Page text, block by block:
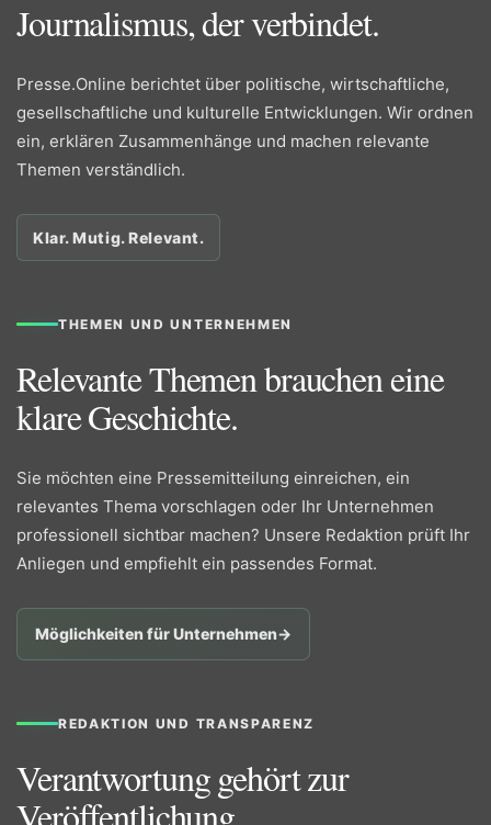
Journalismus, der verbindet.
Presse.Online berichtet über politische, wirtschaftliche,
gesellschaftliche und kulturelle Entwicklungen. Wir ordnen
ein, erklären Zusammenhänge und machen relevante
Themen verständlich.
Klar. Mutig. Relevant.
THEMEN UND UNTERNEHMEN
Relevante Themen brauchen eine
klare Geschichte.
Sie möchten eine Pressemitteilung einreichen, ein
relevantes Thema vorschlagen oder Ihr Unternehmen
professionell sichtbar machen? Unsere Redaktion prüft Ihr
Anliegen und empfiehlt ein passendes Format.
Möglichkeiten für Unternehmen→
REDAKTION UND TRANSPARENZ
Verantwortung gehört zur
Veröffentlichung.